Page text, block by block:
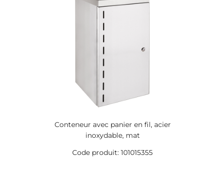
Conteneur avec panier en fil, acier
inoxydable, mat
Code produit: 101015355